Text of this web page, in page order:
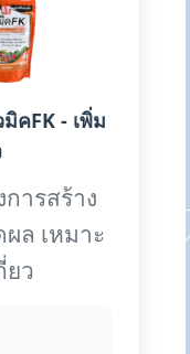
คFK - เพิ่ม
ารสร้าง
ล เหมาะ
ยว